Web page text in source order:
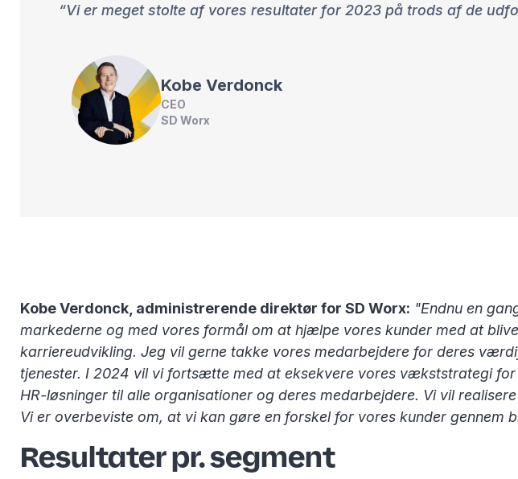
Vi er meget stolte af vores resultater for 2023 på trods af de
Kobe Verdonck
CEO
SD Worx
Kobe Verdonck, administrerende direktør for SD Worx: "Endnu en
markederne og med vores formål om at hjælpe vores kunder med at
karriereudvikling. Jeg vil gerne takke vores medarbejdere for deres
tjenester. I 2024 vil vi fortsætte med at eksekvere vores vækststrategi
HR-løsninger til alle organisationer og deres medarbejdere. Vi vil
Vi er overbeviste om, at vi kan gøre en forskel for vores kunder gennem
Resultater pr. segment